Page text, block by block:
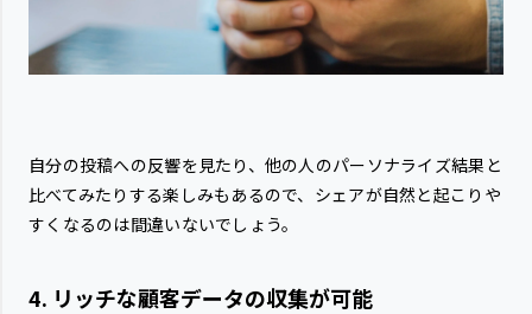
自分の投稿への反響を見たり、他の人のパーソナライズ結果と
比べてみたりする楽しみもあるので、シェアが自然と起こりや
すくなるのは間違いないでしょう。
4. リッチな顧客データの収集が可能